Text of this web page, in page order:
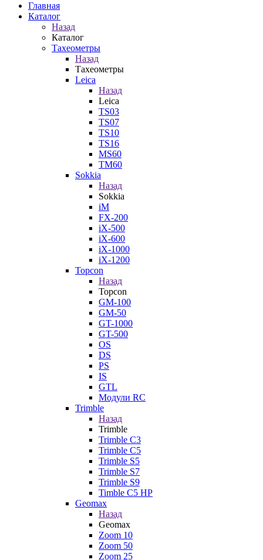
Главная
Каталог
Назад
Каталог
Тахеометры
Назад
Тахеометры
Leica
Назад
Leica
TS03
TS07
TS10
TS16
MS60
TM60
Sokkia
Назад
Sokkia
iM
FX-200
iX-500
iX-600
iX-1000
iX-1200
Topcon
Назад
Topcon
GM-100
GM-50
GT-1000
GT-500
OS
DS
PS
IS
GTL
Модули RC
Trimble
Назад
Trimble
Trimble C3
Trimble C5
Trimble S5
Trimble S7
Trimble S9
Timble C5 HP
Geomax
Назад
Geomax
Zoom 10
Zoom 50
Zoom 25